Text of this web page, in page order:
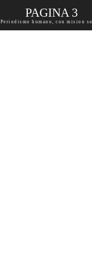
PAGINA 3
Periodismo humano, con mision